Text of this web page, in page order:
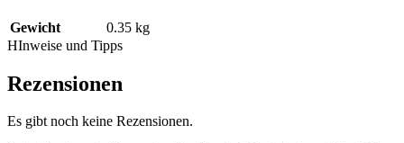
Gewicht
0.35 kg
HInweise und Tipps
Rezensionen
Es gibt noch keine Rezensionen.